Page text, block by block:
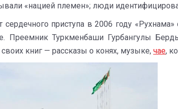
«нацией племен»; люди
приступа в 2006 году
Преемник Туркменбаши Гурбангулы
книг — рассказы о конях, музыке, чае,